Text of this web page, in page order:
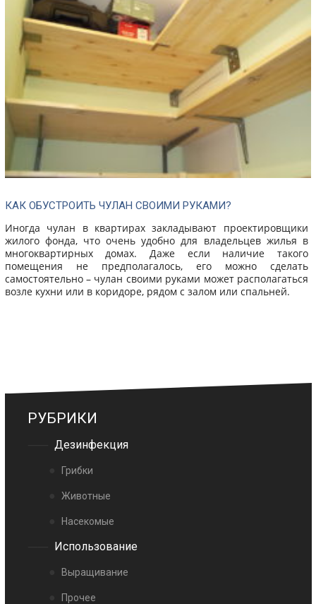
КАК ОБУСТРОИТЬ ЧУЛАН СВОИМИ РУКАМИ?
Иногда чулан в квартирах закладывают проектировщики
жилого фонда, что очень удобно для владельцев жилья в
многоквартирных домах. Даже если наличие такого
помещения не предполагалось, его можно сделать
самостоятельно – чулан своими руками может располагаться
возле кухни или в коридоре, рядом с залом или спальней.
РУБРИКИ
Дезинфекция
Грибки
Животные
Насекомые
Использование
Выращивание
Прочее